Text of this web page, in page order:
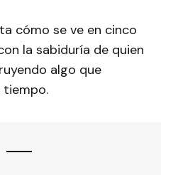
cómo se ve en cinco
la sabiduría de quien
algo que